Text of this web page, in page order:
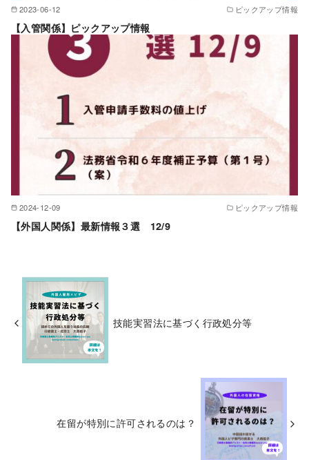
2023-06-12 ピックアップ情報
【入管関係】ピックアップ情報
2024-12-09 ピックアップ情報
【外国人関係】最新情報３選 12/9
技能実習法に基づく行政処分等
在留が特別に許可されるのは？